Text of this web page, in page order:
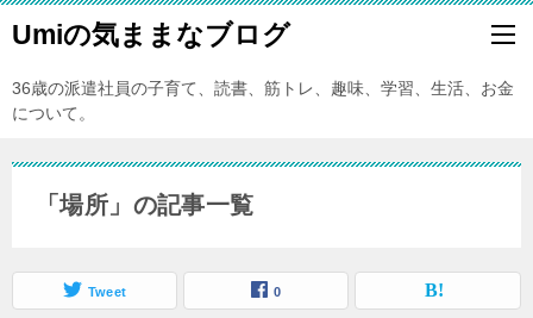
Umiの気ままなブログ
36歳の派遣社員の子育て、読書、筋トレ、趣味、学習、生活、お金
について。
「場所」の記事一覧
Tweet 0